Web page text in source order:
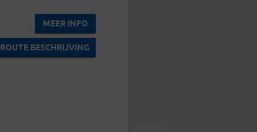
MEER INFO
ROUTE BESCHRIJVING